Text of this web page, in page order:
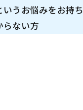
いうお悩みをお持
らない方